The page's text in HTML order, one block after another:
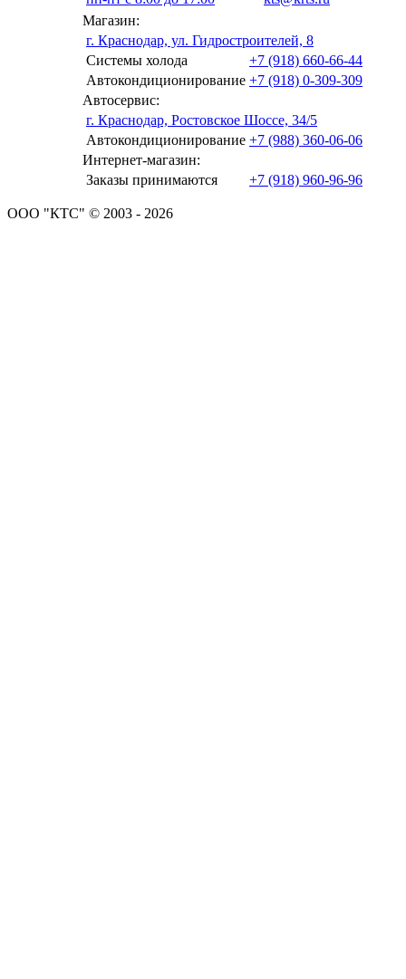
Магазин:
г. Краснодар, ул. Гидростроителей, 8
Системы холода
+7 (918) 660-66-44
Автокондиционирование +7 (918) 0-309-309
Автосервис:
г. Краснодар, Ростовское Шоссе, 34/5
Автокондиционирование +7 (988) 360-06-06
Интернет-магазин:
Заказы принимаются
+7 (918) 960-96-96
ООО "КТС" © 2003 - 2026